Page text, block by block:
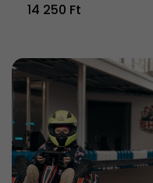
14 250 Ft